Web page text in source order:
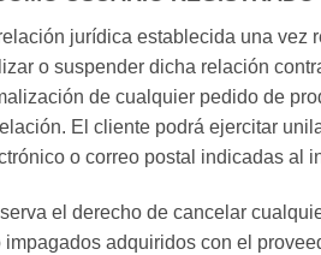
jurídica establecida una
o suspender dicha relación
de cualquier pedido de
El cliente podrá ejercitar
o correo postal indicadas al
el derecho de cancelar
adquiridos con el